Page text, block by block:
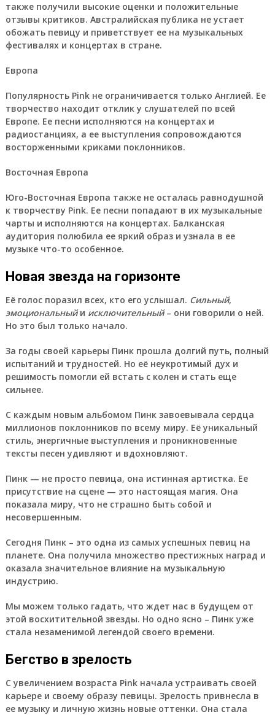
также получили высокие оценки и положительные
отзывы критиков. Австралийская публика не устает
обожать певицу и приветствует ее на музыкальных
фестивалях и концертах в стране.
Европа
Популярность Pink не ограничивается только Англией. Ее
творчество находит отклик у слушателей по всей
Европе. Ее песни исполняются на концертах и
радиостанциях, а ее выступления сопровождаются
восторженными криками поклонников.
Восточная Европа
Юго-Восточная Европа также не осталась равнодушной
к творчеству Pink. Ее песни попадают в их музыкальные
чарты и исполняются на концертах. Балканская
аудитория полюбила ее яркий образ и узнала в ее
музыке что-то особенное.
Новая звезда на горизонте
Её голос поразил всех, кто его услышал. Сильный,
эмоциональныйи исключительный– они говорили о ней.
Но это был только начало.
За годы своей карьеры Пинкпрошла долгий путь, полный
испытаний и трудностей. Но её неукротимый дух и
решимость помогли ей встать с колен и стать еще
сильнее.
С каждым новым альбомом Пинкзавоевывала сердца
миллионов поклонников по всему миру. Её уникальный
стиль, энергичные выступления и проникновенные
тексты песен удивляют и вдохновляют.
Пинк— не просто певица, она истинная артистка. Ее
присутствие на сцене — это настоящая магия. Она
показала миру, что не страшно быть собой и
несовершенным.
Сегодня Пинк– это одна из самых успешных певиц на
планете. Она получила множество престижных наград и
оказала значительное влияние на музыкальную
индустрию.
Мы можем только гадать, что ждет нас в будущем от
этой восхитительной звезды. Но одно ясно – Пинкуже
стала незаменимой легендой своего времени.
Бегство в зрелость
С увеличением возраста Pink начала устраивать своей
карьере и своему образу певицы. Зрелость привнесла в
ее музыку и личную жизнь новые оттенки. Она стала